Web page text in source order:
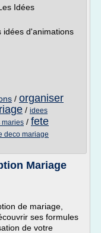
Idées
idées d'animations
/ organiser
/ idees
maries / fete
deco mariage
Mariage
de mariage,
ses formules
de votre